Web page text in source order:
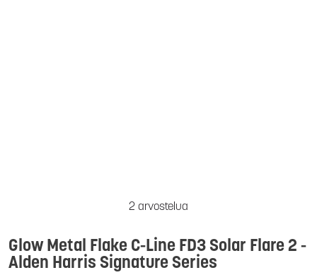
2 arvostelua
Glow Metal Flake C-Line FD3 Solar Flare 2 -
Alden Harris Signature Series